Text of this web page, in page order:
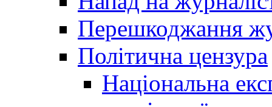
Перешкоджання
Політична цензура
Національна